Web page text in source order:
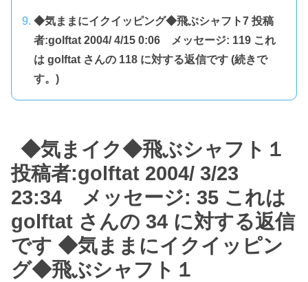
◆気ままにイクイッピング◆飛ぶシャフト7 投稿
者:golftat 2004/ 4/15 0:06 メッセージ: 119 これ
は golftat さんの 118 に対する返信です (続きで
す。)
◆気まイク◆飛ぶシャフト１
投稿者:golftat 2004/ 3/23
23:34 メッセージ: 35 これは
golftat さんの 34 に対する返信
です ◆気ままにイクイッピン
グ◆飛ぶシャフト１